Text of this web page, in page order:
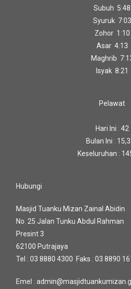
Subuh 5:48
Syuruk 7:03
Zohor 1:10
Asar 4:13
Maghrib
Isyak 8:21
Pelawat
Hari Ini : 42
Bulan Ini :
Keseluruhan :
Hubungi
Masjid Tuanku Mizan Zainal Abidin
No. 25 Jalan Tunku Abdul Rahman
Presint 3
62100 Putrajaya
Tel : 03 8880 4300 Faks : 03 8890
Emel :